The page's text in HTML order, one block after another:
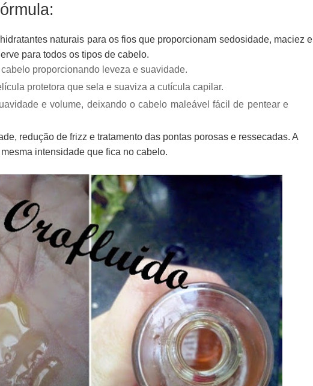
naturais para os fios que proporcionam sedosidade, maciez e
para todos os tipos de cabelo.
proporcionando leveza e suavidade.
protetora que sela e suaviza a cutícula capilar.
e volume, deixando o cabelo maleável fácil de pentear e
redução de frizz e tratamento das pontas porosas e ressecadas. A
intensidade que fica no cabelo.